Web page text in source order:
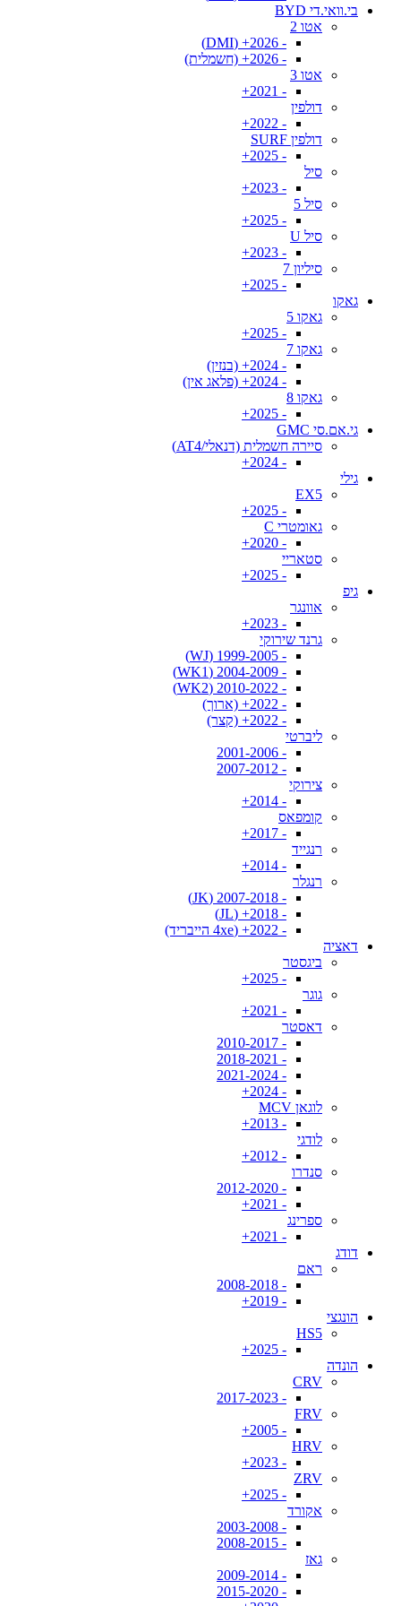
בי.וואי.די BYD
אטו 2
- 2026+ (DMI)
- 2026+ (חשמלית)
אטו 3
- 2021+
דולפין
- 2022+
דולפין SURF
- 2025+
סיל
- 2023+
סיל 5
- 2025+
סיל U
- 2023+
סיליון 7
- 2025+
גאקו
גאקו 5
- 2025+
גאקו 7
- 2024+ (בנזין)
- 2024+ (פלאג אין)
גאקו 8
- 2025+
גי.אם.סי GMC
סיירה חשמלית (דנאלי/AT4)
- 2024+
גילי
EX5
- 2025+
גאומטרי C
- 2020+
סטאריי
- 2025+
גיפ
אוונגר
- 2023+
גרנד שירוקי
- 1999-2005 (WJ)
- 2004-2009 (WK1)
- 2010-2022 (WK2)
- 2022+ (ארוך)
- 2022+ (קצר)
ליברטי
- 2001-2006
- 2007-2012
צירוקי
- 2014+
קומפאס
- 2017+
רנגייד
- 2014+
רנגלר
- 2007-2018 (JK)
- 2018+ (JL)
- 2022+ (4xe הייבריד)
דאציה
ביגסטר
- 2025+
גוגר
- 2021+
דאסטר
- 2010-2017
- 2018-2021
- 2021-2024
- 2024+
לוגאן MCV
- 2013+
לודגי
- 2012+
סנדרו
- 2012-2020
- 2021+
ספרינג
- 2021+
דודג
ראם
- 2008-2018
- 2019+
הונגצי
HS5
- 2025+
הונדה
CRV
- 2017-2023
FRV
- 2005+
HRV
- 2023+
ZRV
- 2025+
אקורד
- 2003-2008
- 2008-2015
גאז
- 2009-2014
- 2015-2020